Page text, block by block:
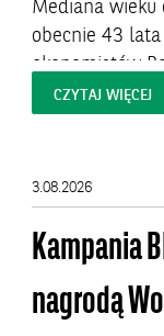
Mediana wieku
obecnie 43
ekonomistów
połowa
medycznych –
jednak
rodzi pytania
CZYTAJ WIĘCEJ
3.08.2026
Kampania
nagrodą